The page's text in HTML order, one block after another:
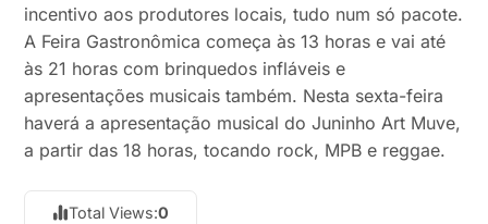
incentivo aos produtores locais, tudo num só pacote.
A Feira Gastronômica começa às 13 horas e vai até
às 21 horas com brinquedos infláveis e
apresentações musicais também. Nesta sexta-feira
haverá a apresentação musical do Juninho Art Muve,
a partir das 18 horas, tocando rock, MPB e reggae.
Total Views:0